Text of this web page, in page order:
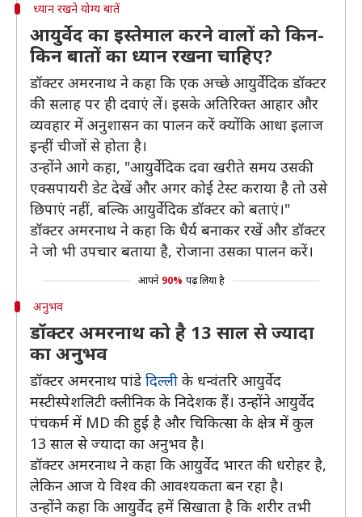
ध्यान रखने योग्य बातें
आयुर्वेद का इस्तेमाल करने वालों को किन-
किन बातों का ध्यान रखना चाहिए?
डॉक्टर अमरनाथ ने कहा कि एक अच्छे आयुर्वेदिक डॉक्टर
की सलाह पर ही दवाएं लें। इसके अतिरिक्त आहार और
व्यवहार में अनुशासन का पालन करें क्योंकि आधा इलाज
इन्हीं चीजों से होता है।
उन्होंने आगे कहा, "आयुर्वेदिक दवा खरीते समय उसकी
एक्सपायरी डेट देखें और अगर कोई टेस्ट कराया है तो उसे
छिपाएं नहीं, बल्कि आयुर्वेदिक डॉक्टर को बताएं।"
डॉक्टर अमरनाथ ने कहा कि धैर्य बनाकर रखें और डॉक्टर
ने जो भी उपचार बताया है, रोजाना उसका पालन करें।
आपने 90% पढ़ लिया है
अनुभव
डॉक्टर अमरनाथ को है 13 साल से ज्यादा
का अनुभव
डॉक्टर अमरनाथ पांडे दिल्ली के धन्वंतरि आयुर्वेद
मस्टीस्पेशलिटी क्लीनिक के निदेशक हैं। उन्होंने आयुर्वेद
पंचकर्म में MD की हुई है और चिकित्सा के क्षेत्र में कुल
13 साल से ज्यादा का अनुभव है।
डॉक्टर अमरनाथ ने कहा कि आयुर्वेद भारत की धरोहर है,
लेकिन आज ये विश्व की आवश्यकता बन रहा है।
उन्होंने कहा कि आयुर्वेद हमें सिखाता है कि शरीर तभी